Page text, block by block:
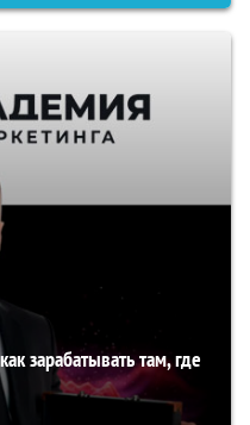
зарабатывать там, где